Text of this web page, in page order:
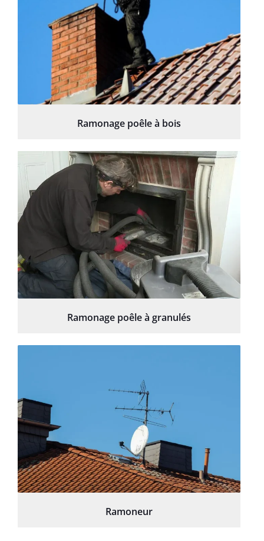
Ramonage poêle à bois
Ramonage poêle à granulés
Ramoneur